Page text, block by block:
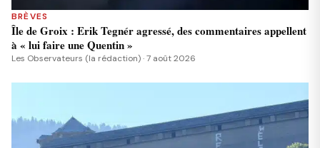
BRÈVES
Île de Groix : Erik Tegnér agressé, des commentaires appellent
à « lui faire une Quentin »
Les Observateurs (la rédaction) · 7 août 2026